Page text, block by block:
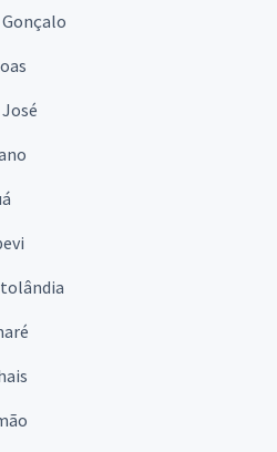
Gonçalo